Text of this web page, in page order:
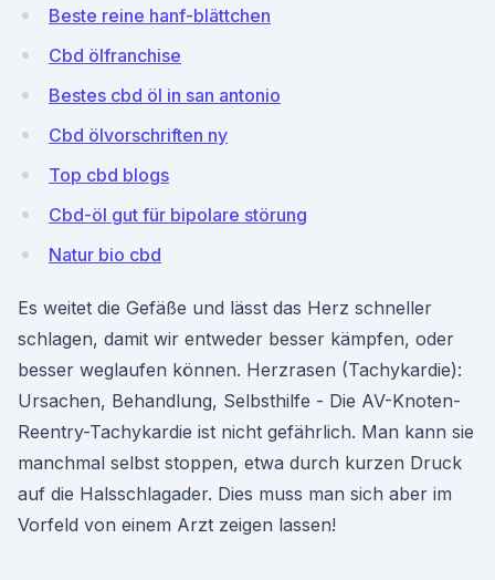
Beste reine hanf-blättchen
Cbd ölfranchise
Bestes cbd öl in san antonio
Cbd ölvorschriften ny
Top cbd blogs
Cbd-öl gut für bipolare störung
Natur bio cbd
Es weitet die Gefäße und lässt das Herz schneller
schlagen, damit wir entweder besser kämpfen, oder
besser weglaufen können. Herzrasen (Tachykardie):
Ursachen, Behandlung, Selbsthilfe - Die AV-Knoten-
Reentry-Tachykardie ist nicht gefährlich. Man kann sie
manchmal selbst stoppen, etwa durch kurzen Druck
auf die Halsschlagader. Dies muss man sich aber im
Vorfeld von einem Arzt zeigen lassen!